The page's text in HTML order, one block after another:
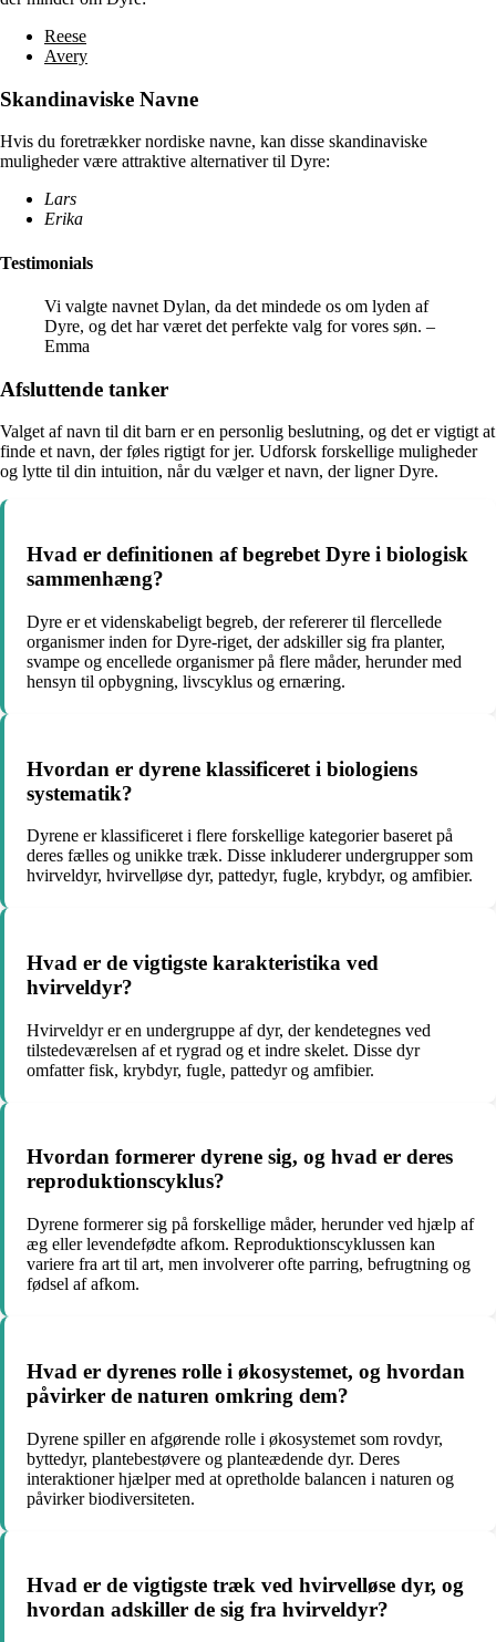
Reese
Avery
Skandinaviske Navne
Hvis du foretrækker nordiske navne, kan disse skandinaviske
muligheder være attraktive alternativer til Dyre:
Lars
Erika
Testimonials
Vi valgte navnet Dylan, da det mindede os om lyden af
Dyre, og det har været det perfekte valg for vores søn. –
Emma
Afsluttende tanker
Valget af navn til dit barn er en personlig beslutning, og det er vigtigt at
finde et navn, der føles rigtigt for jer. Udforsk forskellige muligheder
og lytte til din intuition, når du vælger et navn, der ligner Dyre.
Hvad er definitionen af begrebet Dyre i biologisk
sammenhæng?
Dyre er et videnskabeligt begreb, der refererer til flercellede
organismer inden for Dyre-riget, der adskiller sig fra planter,
svampe og encellede organismer på flere måder, herunder med
hensyn til opbygning, livscyklus og ernæring.
Hvordan er dyrene klassificeret i biologiens
systematik?
Dyrene er klassificeret i flere forskellige kategorier baseret på
deres fælles og unikke træk. Disse inkluderer undergrupper som
hvirveldyr, hvirvelløse dyr, pattedyr, fugle, krybdyr, og amfibier.
Hvad er de vigtigste karakteristika ved
hvirveldyr?
Hvirveldyr er en undergruppe af dyr, der kendetegnes ved
tilstedeværelsen af et rygrad og et indre skelet. Disse dyr
omfatter fisk, krybdyr, fugle, pattedyr og amfibier.
Hvordan formerer dyrene sig, og hvad er deres
reproduktionscyklus?
Dyrene formerer sig på forskellige måder, herunder ved hjælp af
æg eller levendefødte afkom. Reproduktionscyklussen kan
variere fra art til art, men involverer ofte parring, befrugtning og
fødsel af afkom.
Hvad er dyrenes rolle i økosystemet, og hvordan
påvirker de naturen omkring dem?
Dyrene spiller en afgørende rolle i økosystemet som rovdyr,
byttedyr, plantebestøvere og planteædende dyr. Deres
interaktioner hjælper med at opretholde balancen i naturen og
påvirker biodiversiteten.
Hvad er de vigtigste træk ved hvirvelløse dyr, og
hvordan adskiller de sig fra hvirveldyr?